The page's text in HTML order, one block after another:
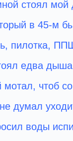
стоял мой
в 45-м
пилотка,
едва
чтоб
думал
воды